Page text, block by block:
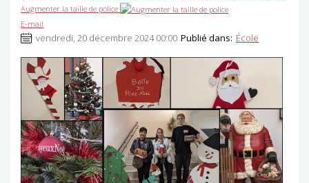
Augmenter la taille de police
E-mail
vendredi, 20 décembre 2024 00:00 Publié dans: École